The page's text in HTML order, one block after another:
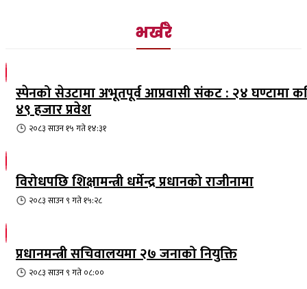
भर्खरै
स्पेनको सेउटामा अभूतपूर्व आप्रवासी संकट : २४ घण्टामा
४९ हजार प्रवेश
२०८३ साउन १५ गते १४:३१
विरोधपछि शिक्षामन्त्री धर्मेन्द्र प्रधानको राजीनामा
२०८३ साउन ९ गते १५:२८
प्रधानमन्त्री सचिवालयमा २७ जनाको नियुक्ति
२०८३ साउन ९ गते ०८:००